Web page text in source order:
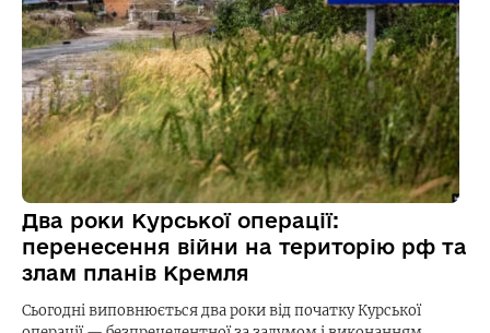
Два роки Курської операції:
перенесення війни на територію рф та
злам планів Кремля
Сьогодні виповнюється два роки від початку Курської